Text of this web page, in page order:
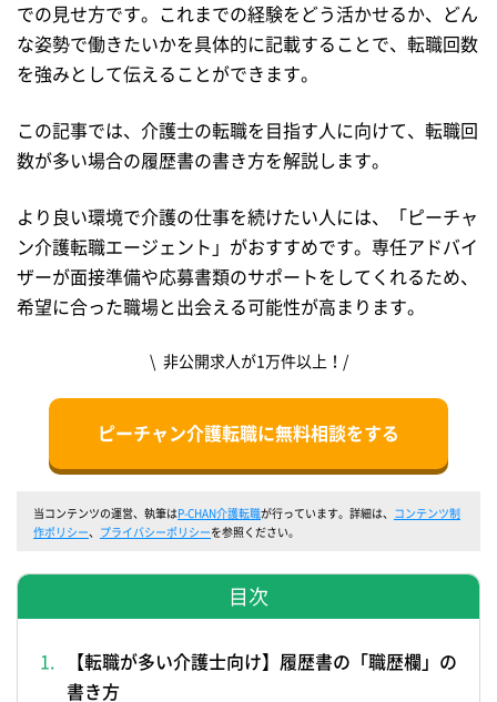
での見せ方です。これまでの経験をどう活かせるか、どん
な姿勢で働きたいかを具体的に記載することで、転職回数
を強みとして伝えることができます。
この記事では、介護士の転職を目指す人に向けて、転職回
数が多い場合の履歴書の書き方を解説します。
より良い環境で介護の仕事を続けたい人には、「ピーチャ
ン介護転職エージェント」がおすすめです。専任アドバイ
ザーが面接準備や応募書類のサポートをしてくれるため、
希望に合った職場と出会える可能性が高まります。
\ 非公開求人が1万件以上！/
ピーチャン介護転職に無料相談をする
当コンテンツの運営、執筆は P-CHAN介護転職が行っています。詳細は、 コンテンツ制
作ポリシー
プライバシーポリシー を参照ください。
目次
【転職が多い介護士向け】履歴書の「職歴欄」の
書き方